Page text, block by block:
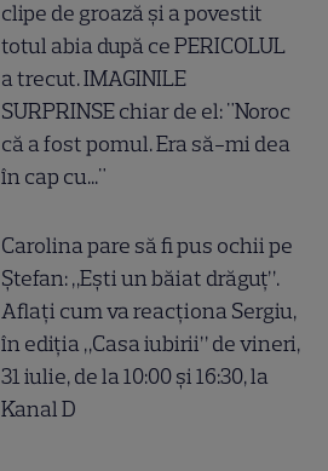
clipe de groază și a povestit
totul abia după ce PERICOLUL
a trecut. IMAGINILE
SURPRINSE chiar de el: "Noroc
că a fost pomul. Era să-mi dea
în cap cu..."
Carolina pare să fi pus ochii pe
Ștefan: „Ești un băiat drăguț”.
Aflați cum va reacționa Sergiu,
în ediția „Casa iubirii” de vineri,
31 iulie, de la 10:00 și 16:30, la
Kanal D